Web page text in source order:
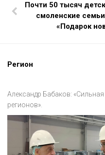
Почти 50 тысяч
смоленские
«Подарок
Регион
Александр Бабаков:
регионов».